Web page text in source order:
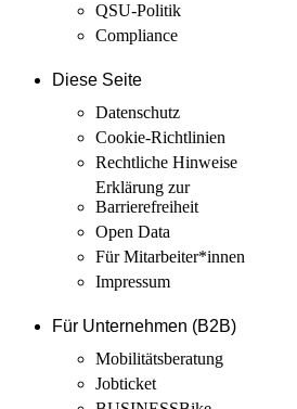
QSU-Politik
Compliance
Diese Seite
Datenschutz
Cookie-Richtlinien
Rechtliche Hinweise
Erklärung zur
Barrierefreiheit
Open Data
Für Mitarbeiter­*innen
Impressum
Für Unternehmen (B2B)
Mobilitäts­beratung
Jobticket